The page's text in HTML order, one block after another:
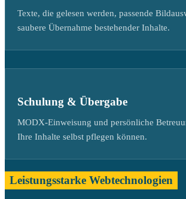
Texte, die gelesen werden, passende
saubere Übernahme bestehender Inhalte.
Schulung & Übergabe
MODX-Einweisung und persönliche
Ihre Inhalte selbst pflegen können.
Leistungsstarke Webtechnologien